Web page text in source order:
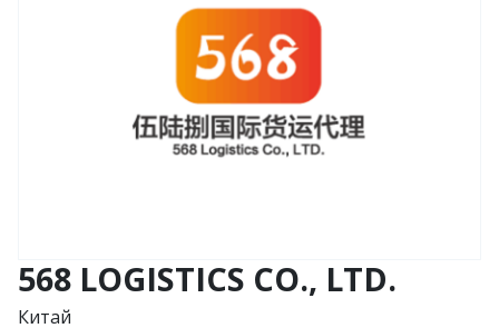
568 LOGISTICS CO., LTD.
Китай